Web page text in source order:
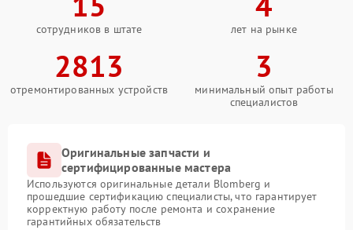
сотрудников в штате лет на рынке
2813
отремонтированных устройств
3
минимальный опыт работы
специалистов
Оригинальные запчасти и
сертифицированные мастера
Используются оригинальные детали Blomberg и
прошедшие сертификацию специалисты, что гарантирует
корректную работу после ремонта и сохранение
гарантийных обязательств